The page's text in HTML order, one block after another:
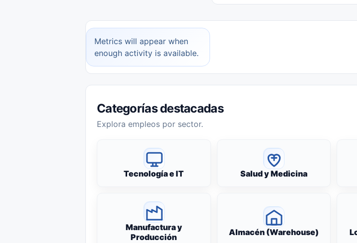
Metrics will appear when
enough activity is available.
Categorías destacadas
Explora empleos por sector.
Tecnología e IT Salud y Medicina
Manufactura y
Producción
Almacén (Warehouse)